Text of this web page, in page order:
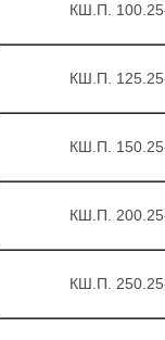
КШ.П. 100.25-
КШ.П. 125.25-
КШ.П. 150.25-
КШ.П. 200.25-
КШ.П. 250.25-